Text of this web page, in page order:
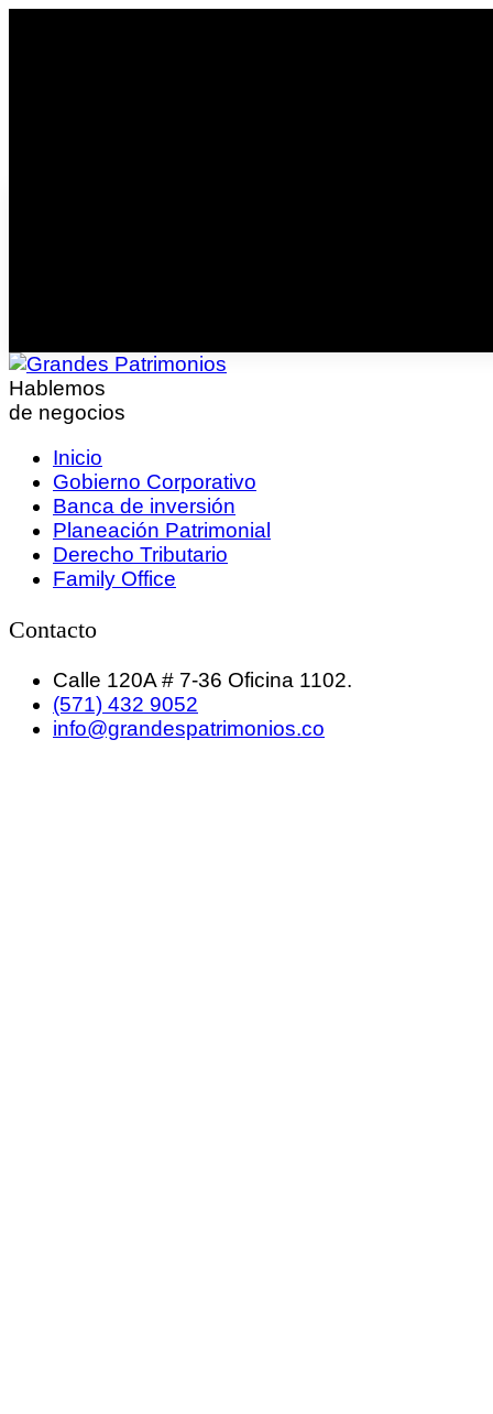
Hablemos
de negocios
Inicio
Gobierno Corporativo
Banca de inversión
Planeación Patrimonial
Derecho Tributario
Family Office
Contacto
Calle 120A # 7-36 Oficina 1102.
(571) 432 9052
info@grandespatrimonios.co